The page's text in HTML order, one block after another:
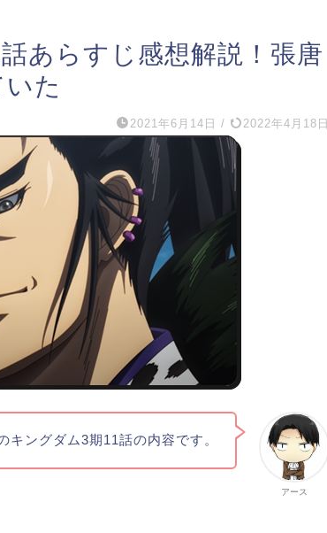
あらすじ感想解説！張唐
た
2021年6月14日 / 2022年4月18日
アース
キングダム3期11話の内容です。